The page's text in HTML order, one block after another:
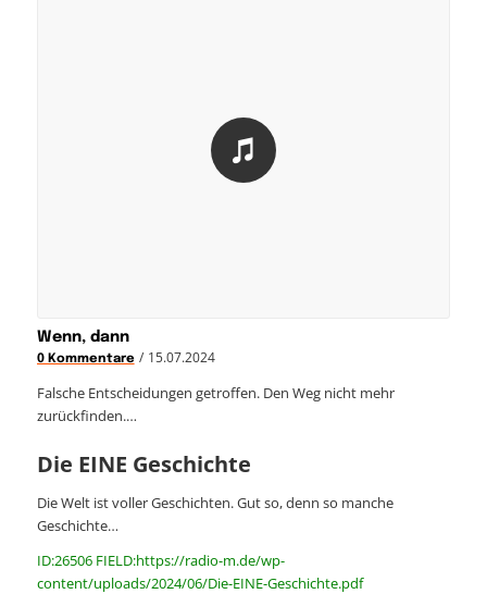
Wenn, dann
0 Kommentare / 15.07.2024
Falsche Entscheidungen getroffen. Den Weg nicht mehr
zurückfinden.…
Die EINE Geschichte
Die Welt ist voller Geschichten. Gut so, denn so manche
Geschichte…
ID:26506 FIELD:https://radio-m.de/wp-
content/uploads/2024/06/Die-EINE-Geschichte.pdf